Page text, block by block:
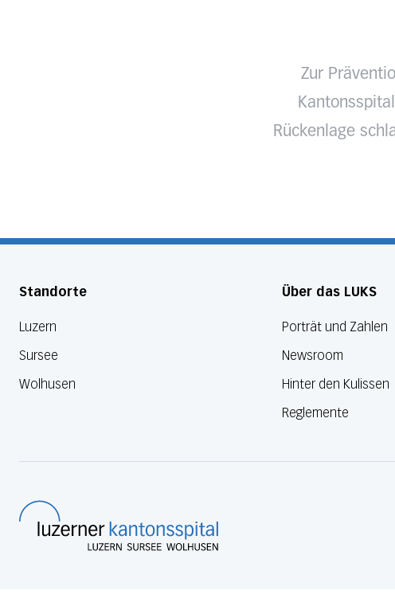
Zur
Rückenlage
Standorte
Luzern
Sursee
Wolhusen
Über das LUKS
Porträt und Zahlen
Newsroom
Hinter den Kulissen
Reglemente